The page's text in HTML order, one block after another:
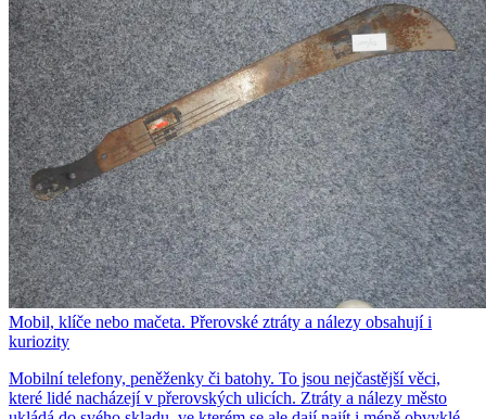
Mobil, klíče nebo mačeta. Přerovské ztráty a nálezy obsahují i
kuriozity
Mobilní telefony, peněženky či batohy. To jsou nejčastější věci,
které lidé nacházejí v přerovských ulicích. Ztráty a nálezy město